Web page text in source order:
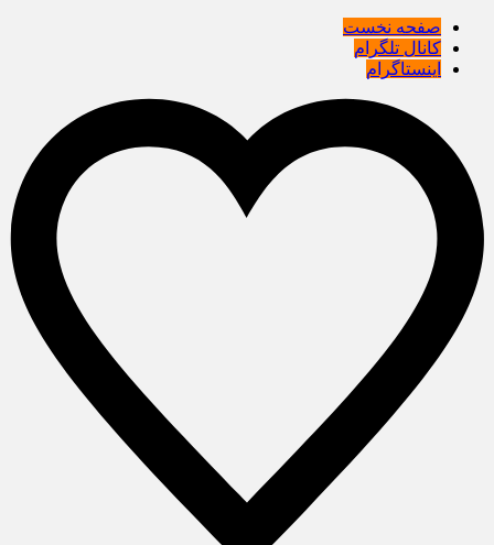
صفحه نخست
کانال تلگرام
اینستاگرام